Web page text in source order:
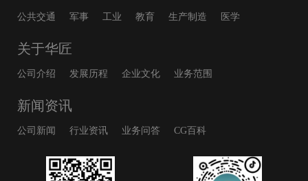
公共交通 军事 工业 教育 生产制造 医学
关于华匠
公司介绍 发展历程 企业文化 业务范围
新闻资讯
公司新闻 行业资讯 业务问答 CG百科